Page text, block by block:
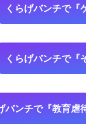
くらげバンチで『
くらげバンチで『
バンチで『教育